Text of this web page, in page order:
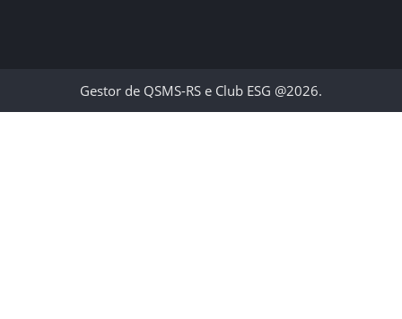
Gestor de QSMS-RS e Club ESG @2026.